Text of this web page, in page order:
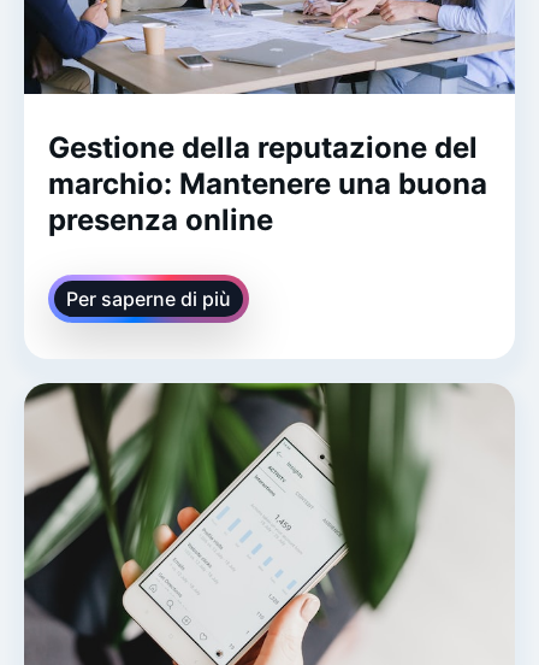
Gestione della reputazione del
marchio: Mantenere una buona
presenza online
Per saperne di più